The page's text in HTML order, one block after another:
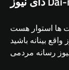
ها استوار هست